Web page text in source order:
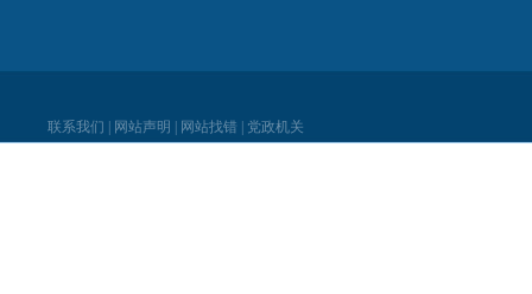
联系我们 网站声明 网站找错 党政机关